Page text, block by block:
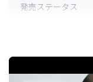
発売ステータス